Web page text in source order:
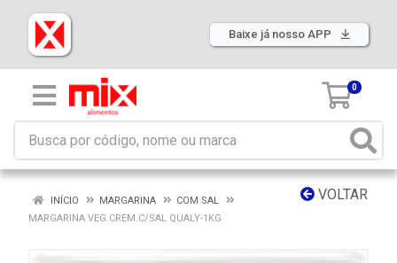
Baixe já nosso APP
0
VOLTAR
INÍCIO MARGARINA
COM SAL
MARGARINA VEG.CREM.C/SAL QUALY-1KG